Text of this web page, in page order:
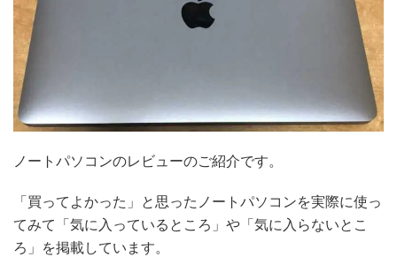
ノートパソコンのレビューのご紹介です。
「買ってよかった」と思ったノートパソコンを実際に使っ
てみて「気に入っているところ」や「気に入らないとこ
ろ」を掲載しています。